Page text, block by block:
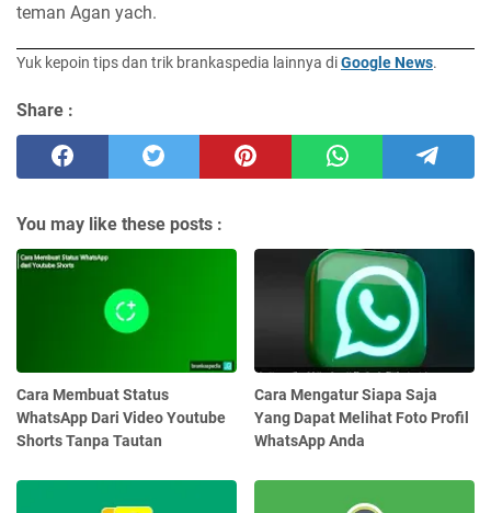
teman Agan yach.
Yuk kepoin tips dan trik brankaspedia lainnya diGoogle News.
Share :
You may like these posts :
Cara Membuat Status
WhatsApp Dari Video Youtube
Shorts Tanpa Tautan
Cara Mengatur Siapa Saja
Yang Dapat Melihat Foto Profil
WhatsApp Anda